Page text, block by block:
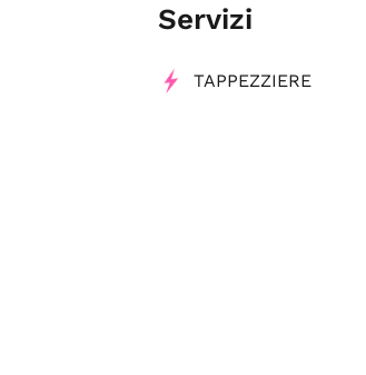
Servizi
TAPPEZZIERE